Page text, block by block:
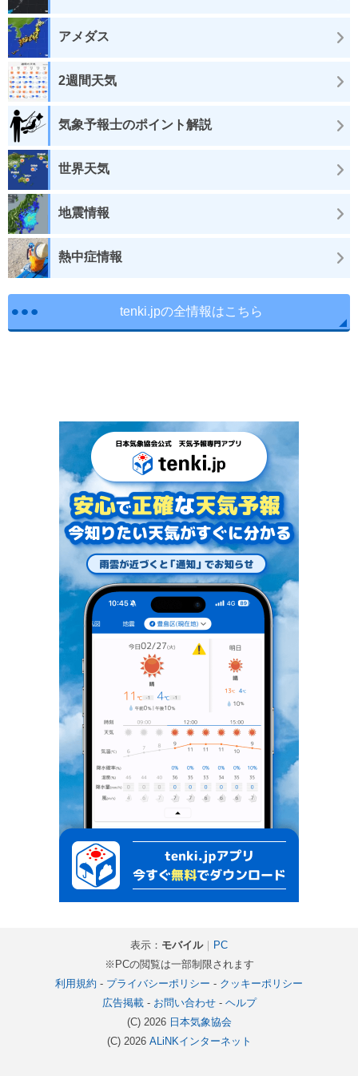
アメダス
2週間天気
気象予報士のポイント解説
世界天気
地震情報
熱中症情報
tenki.jpの全情報はこちら
表示： モバイル｜ PC
※PCの閲覧は一部制限されます
利用規約 - プライバシーポリシー - クッキーポリシー
広告掲載- お問い合わせ- ヘルプ
(C) 2026 日本気象協会
(C) 2026 ALiNKインターネット